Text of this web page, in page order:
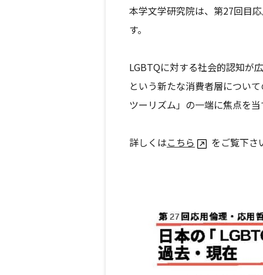
本学文学研究院は、第27回目
す。
LGBTQに対する社会的認知が
という新たな消費者層につい
ツーリズム」の一端に焦点を
詳しくはこちら をご覧下さ